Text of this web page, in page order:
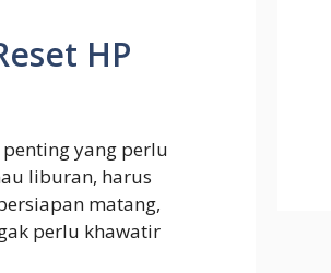
HP
yang perlu
liburan, harus
matang,
perlu khawatir